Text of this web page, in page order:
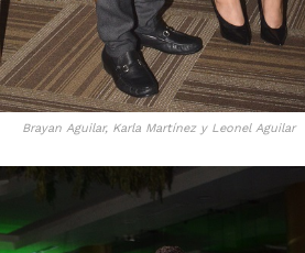
Brayan Aguilar, Karla Martínez y Leonel Aguilar